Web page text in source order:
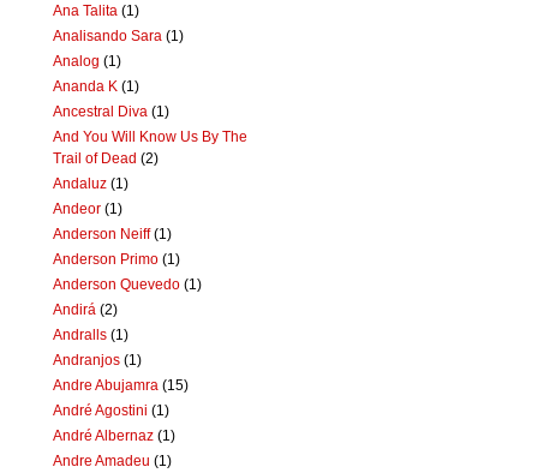
Ana Talita (1)
Analisando Sara (1)
Analog (1)
Ananda K (1)
Ancestral Diva (1)
And You Will Know Us By The
Trail of Dead (2)
Andaluz (1)
Andeor (1)
Anderson Neiff (1)
Anderson Primo (1)
Anderson Quevedo (1)
Andirá (2)
Andralls (1)
Andranjos (1)
Andre Abujamra (15)
André Agostini (1)
André Albernaz (1)
Andre Amadeu (1)